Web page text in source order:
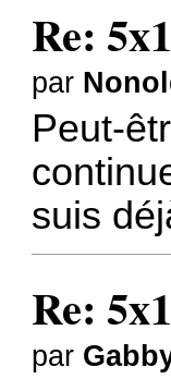
Re:
par
Peut-
suis
Re:
par